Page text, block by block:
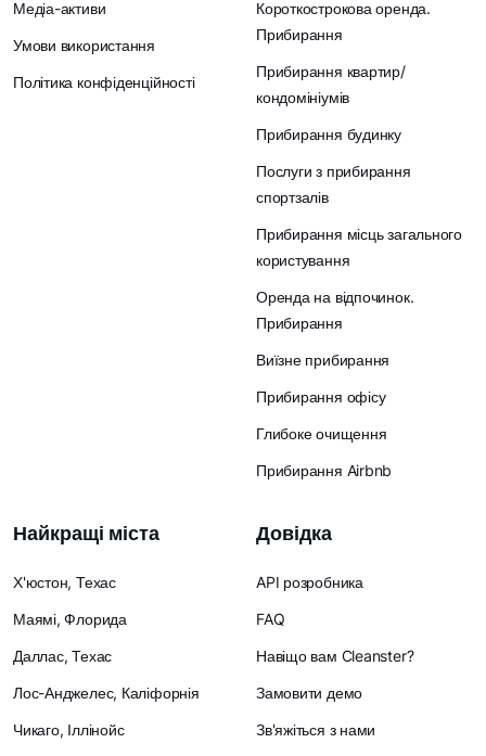
Медіа-активи
Умови використання
Політика конфіденційності
Короткострокова оренда.
Прибирання
Прибирання квартир/
кондомініумів
Прибирання будинку
Послуги з прибирання
спортзалів
Прибирання місць загального
користування
Оренда на відпочинок.
Прибирання
Виїзне прибирання
Прибирання офісу
Глибоке очищення
Прибирання Airbnb
Найкращі міста
Х'юстон, Техас
Маямі, Флорида
Даллас, Техас
Лос-Анджелес, Каліфорнія
Чикаго, Іллінойс
Довідка
API розробника
FAQ
Навіщо вам Cleanster?
Замовити демо
Зв'яжіться з нами